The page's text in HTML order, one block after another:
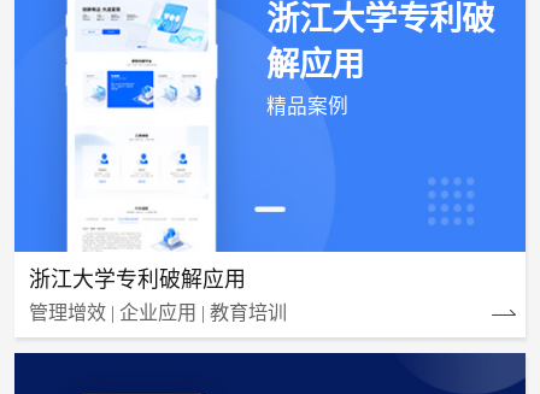
浙江大学专利破
解应用
精品案例
浙江大学专利破解应用
管理增效 | 企业应用 | 教育培训